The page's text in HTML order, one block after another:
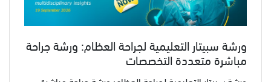
ورشة سبيتار التعليمية لجراحة العظام: ورشة جراحة
مباشرة متعددة التخصصات